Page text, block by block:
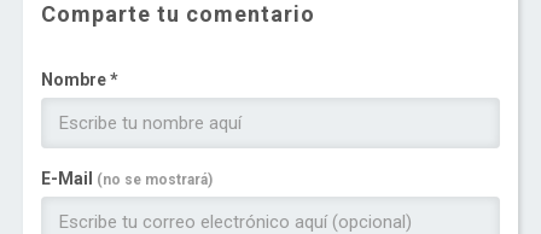
Comparte tu comentario
Nombre *
E-Mail (no se mostrará)